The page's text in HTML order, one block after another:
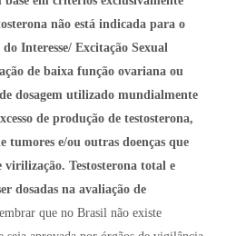
não está indicada para o
Interesse/ Excitação Sexual
de baixa função ovariana ou
dosagem utilizado mundialmente
de produção de testosterona,
tumores e/ou outras doenças que
virilização. Testosterona total e
dosadas na avaliação de
que no Brasil não existe